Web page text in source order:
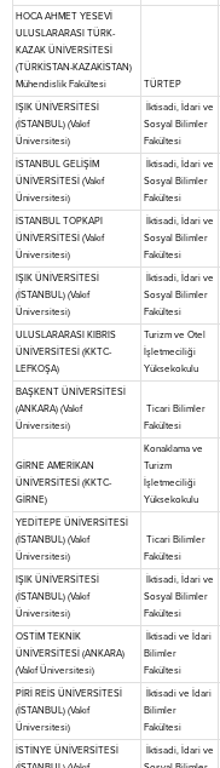
HOCA AHMET YESEVİ
ULUSLARARASI TÜRK-
KAZAK ÜNİVERSİTESİ
(TÜRKİSTAN-KAZAKİSTAN)
Mühendislik Fakültesi
TÜRTEP
IŞIK ÜNİVERSİTESİ
(İSTANBUL) (Vakıf
Üniversitesi)
İktisadi, İdari ve
Sosyal Bilimler
Fakültesi
İSTANBUL GELİŞİM
ÜNİVERSİTESİ (Vakıf
Üniversitesi)
İktisadi, İdari ve
Sosyal Bilimler
Fakültesi
İSTANBUL TOPKAPI
ÜNİVERSİTESİ (Vakıf
Üniversitesi)
İktisadi, İdari ve
Sosyal Bilimler
Fakültesi
IŞIK ÜNİVERSİTESİ
(İSTANBUL) (Vakıf
Üniversitesi)
İktisadi, İdari ve
Sosyal Bilimler
Fakültesi
ULUSLARARASI KIBRIS
ÜNİVERSİTESİ (KKTC-
LEFKOŞA)
Turizm ve Otel
İşletmeciliği
Yüksekokulu
BAŞKENT ÜNİVERSİTESİ
(ANKARA) (Vakıf
Üniversitesi)
Ticari Bilimler
Fakültesi
GİRNE AMERİKAN
ÜNİVERSİTESİ (KKTC-
GİRNE)
Konaklama ve
Turizm
İşletmeciliği
Yüksekokulu
YEDİTEPE ÜNİVERSİTESİ
(İSTANBUL) (Vakıf
Üniversitesi)
Ticari Bilimler
Fakültesi
IŞIK ÜNİVERSİTESİ
(İSTANBUL) (Vakıf
Üniversitesi)
İktisadi, İdari ve
Sosyal Bilimler
Fakültesi
OSTİM TEKNİK
ÜNİVERSİTESİ (ANKARA)
(Vakıf Üniversitesi)
İktisadi ve İdari
Bilimler
Fakültesi
PİRİ REİS ÜNİVERSİTESİ
(İSTANBUL) (Vakıf
Üniversitesi)
İktisadi ve İdari
Bilimler
Fakültesi
İSTİNYE ÜNİVERSİTESİ
İktisadi, İdari ve